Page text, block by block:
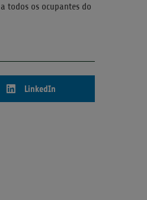
todos os ocupantes do
LinkedIn